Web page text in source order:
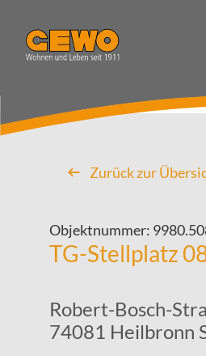
Zurück zur
Objektnummer:
TG-Stellplatz
Robert-Bosch-
74081 Heilbronn